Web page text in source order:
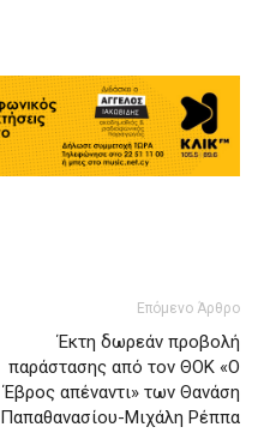
Επόμενο Άρθρο
Έκτη δωρεάν προβολή
παράστασης από τον ΘΟΚ «Ο
Έβρος απέναντι» των Θανάση
Παπαθανασίου-Μιχάλη Ρέππα